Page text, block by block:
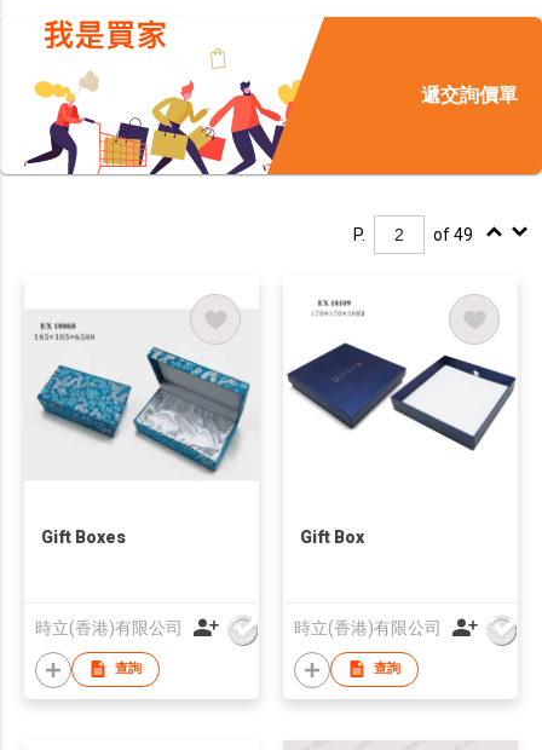
遞交詢價單
P. of 49
Gift Boxes
時立(香港)有限公司
查詢
Gift Box
時立(香港)有限公司
查詢